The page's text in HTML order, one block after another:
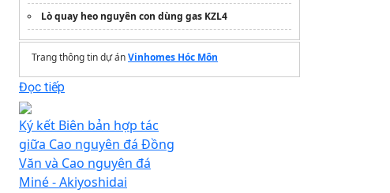
Lò quay heo nguyên con dùng gas KZL4
Trang thông tin dự ánVinhomes Hóc Môn
Đọc tiếp
Ký kết Biên bản hợp tác
giữa Cao nguyên đá Đồng
Văn và Cao nguyên đá
Miné - Akiyoshidai